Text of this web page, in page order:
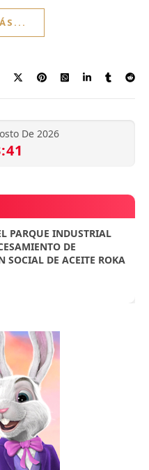
De 2026
PARQUE INDUSTRIAL
DE
SOCIAL DE ACEITE ROKA